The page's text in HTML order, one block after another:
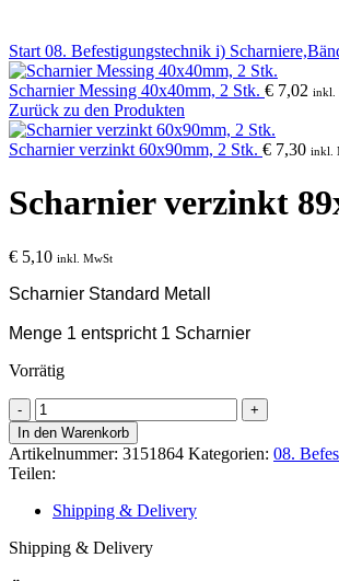
Start 08. Befestigungstechnik i)
Scharnier Messing 40x40mm, 2 Stk. € 7,02 inkl.
Zurück zu den Produkten
Scharnier verzinkt 60x90mm, 2 Stk. € 7,30 inkl.
Scharnier verzinkt
€ 5,10 inkl. MwSt
Scharnier Standard Metall
Menge 1 entspricht 1 Scharnier
Vorrätig
Scharnier
verzinkt
89x78mm,
1
Stk.
Menge
In den Warenkorb
Artikelnummer: 3151864 Kategorien: 08.
Teilen:
Shipping & Delivery
Shipping & Delivery